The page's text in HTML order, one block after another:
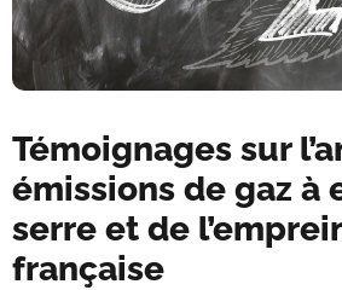
Témoignages sur
émissions de gaz à
serre et de
française